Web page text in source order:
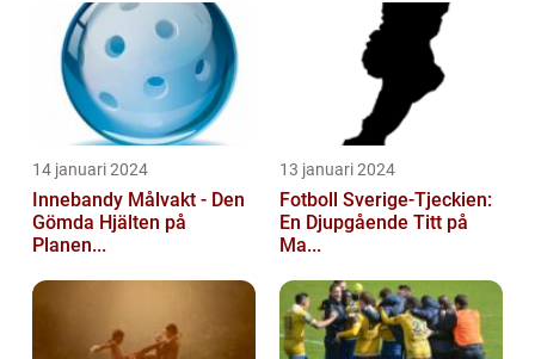
14 januari 2024
Innebandy Målvakt - Den
Gömda Hjälten på
Planen...
13 januari 2024
Fotboll Sverige-Tjeckien:
En Djupgående Titt på
Ma...